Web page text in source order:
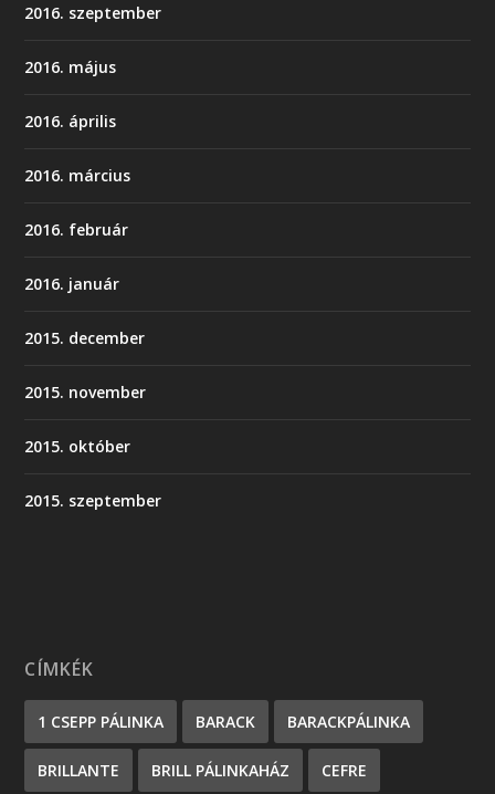
2016. szeptember
2016. május
2016. április
2016. március
2016. február
2016. január
2015. december
2015. november
2015. október
2015. szeptember
CÍMKÉK
1 CSEPP PÁLINKA BARACK BARACKPÁLINKA
BRILLANTE BRILL PÁLINKAHÁZ CEFRE